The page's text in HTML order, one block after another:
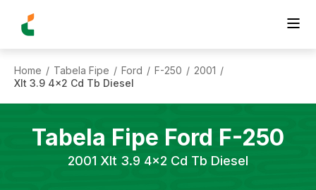
Home / Tabela Fipe / Ford / F-250 / 2001 /
Xlt 3.9 4x2 Cd Tb Diesel
Tabela Fipe Ford F-250
2001 Xlt 3.9 4x2 Cd Tb Diesel